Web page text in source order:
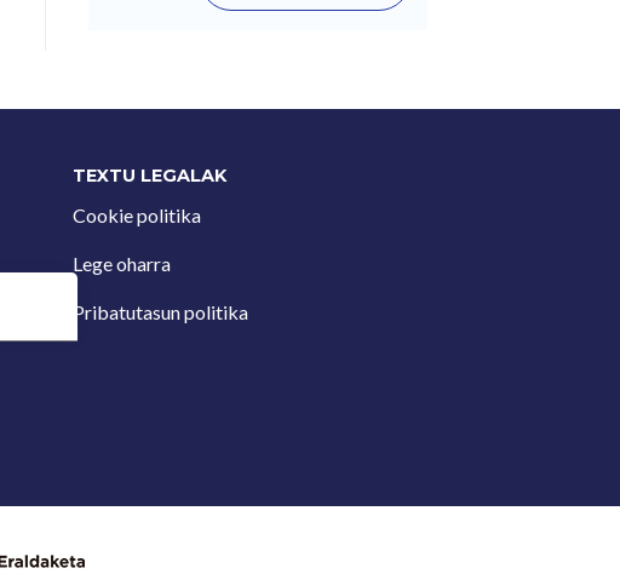
TEXTU LEGALAK
Cookie politika
Lege oharra
Pribatutasun politika